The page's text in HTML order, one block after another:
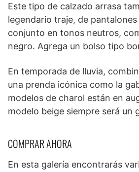
Este tipo de calzado arrasa
legendario traje, de
conjunto en tonos neutros,
negro. Agrega un bolso tipo
En temporada de lluvia,
una prenda icónica como la
modelos de charol están en
modelo beige siempre será un
COMPRAR AHORA
En esta galería encontrarás